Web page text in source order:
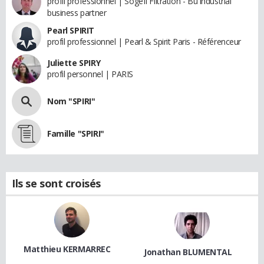
business partner
Pearl SPIRIT
profil professionnel | Pearl & Spirit Paris - Référenceur
Juliette SPIRY
profil personnel | PARIS
Nom "SPIRI"
Famille "SPIRI"
Ils se sont croisés
Matthieu KERMARREC Jonathan BLUMENTAL